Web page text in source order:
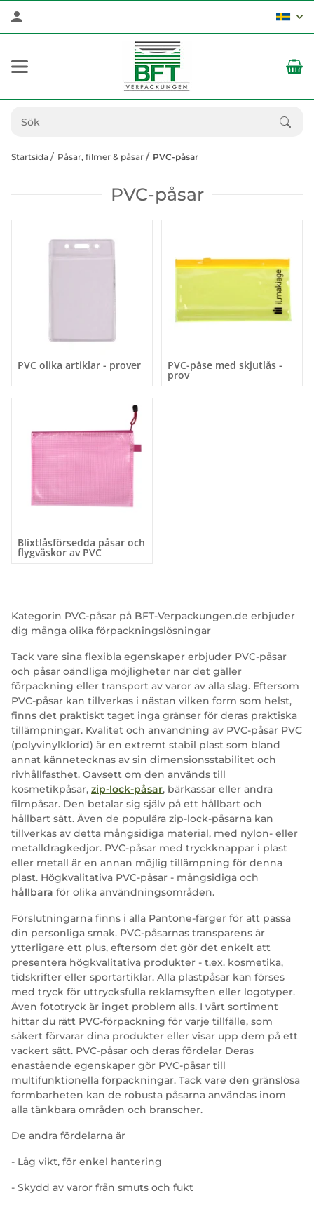
Startsida Påsar, filmer & påsar PVC-påsar
PVC-påsar
PVC olika artiklar - prover PVC-påse med skjutlås -
prov
Blixtlåsförsedda påsar och
flygväskor av PVC
Kategorin PVC-påsar på BFT-Verpackungen.de erbjuder
dig många olika förpackningslösningar
Tack vare sina flexibla egenskaper erbjuder PVC-påsar
och påsar oändliga möjligheter när det gäller
förpackning eller transport av varor av alla slag. Eftersom
PVC-påsar kan tillverkas i nästan vilken form som helst,
finns det praktiskt taget inga gränser för deras praktiska
tillämpningar. Kvalitet och användning av PVC-påsar PVC
(polyvinylklorid) är en extremt stabil plast som bland
annat kännetecknas av sin dimensionsstabilitet och
rivhållfasthet. Oavsett om den används till
kosmetikpåsar, zip-lock-påsar, bärkassar eller andra
filmpåsar. Den betalar sig själv på ett hållbart och
hållbart sätt. Även de populära zip-lock-påsarna kan
tillverkas av detta mångsidiga material, med nylon- eller
metalldragkedjor. PVC-påsar med tryckknappar i plast
eller metall är en annan möjlig tillämpning för denna
plast. Högkvalitativa PVC-påsar - mångsidiga och
hållbara för olika användningsområden.
Förslutningarna finns i alla Pantone-färger för att passa
din personliga smak. PVC-påsarnas transparens är
ytterligare ett plus, eftersom det gör det enkelt att
presentera högkvalitativa produkter - t.ex. kosmetika,
tidskrifter eller sportartiklar. Alla plastpåsar kan förses
med tryck för uttrycksfulla reklamsyften eller logotyper.
Även fototryck är inget problem alls. I vårt sortiment
hittar du rätt PVC-förpackning för varje tillfälle, som
säkert förvarar dina produkter eller visar upp dem på ett
vackert sätt. PVC-påsar och deras fördelar Deras
enastående egenskaper gör PVC-påsar till
multifunktionella förpackningar. Tack vare den gränslösa
formbarheten kan de robusta påsarna användas inom
alla tänkbara områden och branscher.
De andra fördelarna är
- Låg vikt, för enkel hantering
- Skydd av varor från smuts och fukt